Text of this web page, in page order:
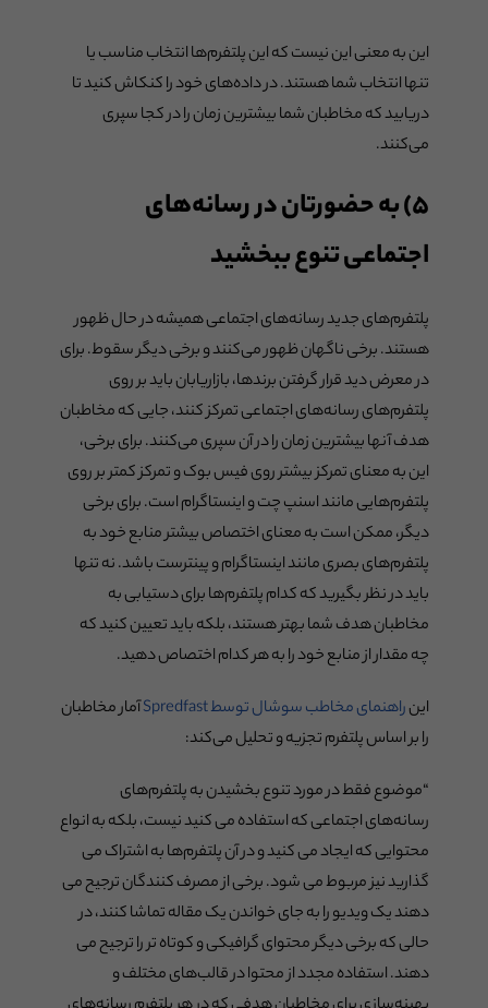
این به معنی این نیست که این پلتفرم‌ها انتخاب مناسب یا
تنها انتخاب شما هستند. در داده‌های خود را کنکاش کنید تا
دریابید که مخاطبان شما بیشترین زمان را در کجا سپری
می‌کنند.
۵) به حضورتان در رسانه‌های
اجتماعی تنوع ببخشید
پلتفرم‌های جدید رسانه‌های اجتماعی همیشه در حال ظهور
هستند. برخی ناگهان ظهور می‌کنند و برخی دیگر سقوط. برای
در معرض دید قرار گرفتن برندها، بازاریابان باید بر روی
پلتفرم‌های رسانه‌های اجتماعی تمرکز کنند، جایی که مخاطبان
هدف آنها بیشترین زمان را در آن سپری می‌کنند. برای برخی،
این به معنای تمرکز بیشتر روی فیس بوک و تمرکز کمتر بر روی
پلتفرم‌هایی مانند اسنپ چت و اینستاگرام است. برای برخی
دیگر، ممکن است به معنای اختصاص بیشتر منابع خود به
پلتفرم‌های بصری مانند اینستاگرام و پینترست باشد. نه تنها
باید در نظر بگیرید که کدام پلتفرم‌ها برای دستیابی به
مخاطبان هدف شما بهتر هستند، بلکه باید تعیین کنید که
چه مقدار از منابع خود را به هر کدام اختصاص دهید.
اینراهنمای مخاطب سوشال توسط Spredfast
آمار مخاطبان
را بر اساس پلتفرم تجزیه و تحلیل می‌کند:
“موضوع فقط در مورد تنوع بخشیدن به پلتفرم‌های
رسانه‌های اجتماعی که استفاده می کنید نیست، بلکه به انواع
محتوایی که ایجاد می کنید و در آن پلتفرم‌ها به اشتراک می
گذارید نیز مربوط می شود. برخی از مصرف کنندگان ترجیح می
دهند یک ویدیو را به جای خواندن یک مقاله تماشا کنند، در
حالی که برخی دیگر محتوای گرافیکی و کوتاه تر را ترجیح می
دهند. استفاده مجدد از محتوا در قالب‌های مختلف و